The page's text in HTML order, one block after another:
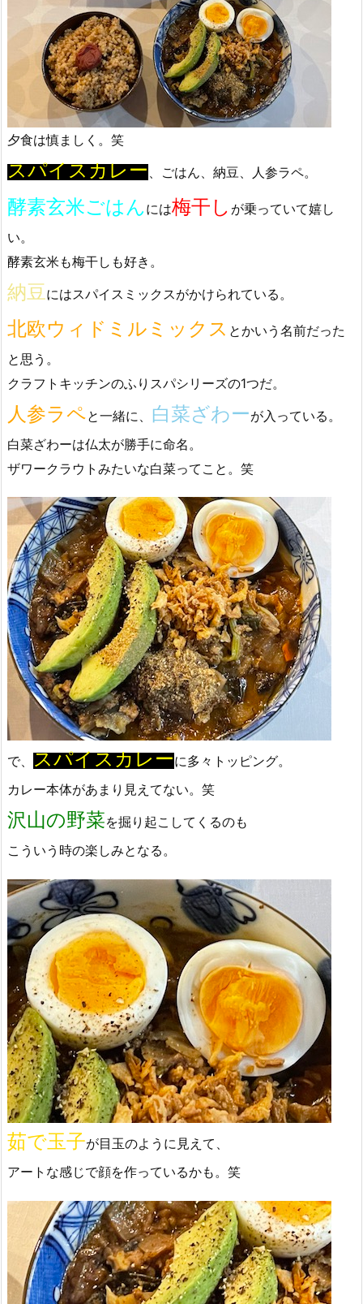
夕食は慎ましく。笑
スパイスカレー 、ごはん、納豆、人参ラペ。
酵素玄米ごはん には梅干し が乗っていて嬉し
い。
酵素玄米も梅干しも好き。
納豆にはスパイスミックスがかけられている。
北欧ウィドミルミックス とかいう名前だった
と思う。
クラフトキッチンのふりスパシリーズの1つだ。
人参ラペと一緒に、 白菜ざわーが入っている。
白菜ざわーは仏太が勝手に命名。
ザワークラウトみたいな白菜ってこと。笑
で、 スパイスカレーに多々トッピング。
カレー本体があまり見えてない。笑
沢山の野菜を掘り起こしてくるのも
こういう時の楽しみとなる。
茹で玉子が目玉のように見えて、
アートな感じで顔を作っているかも。笑